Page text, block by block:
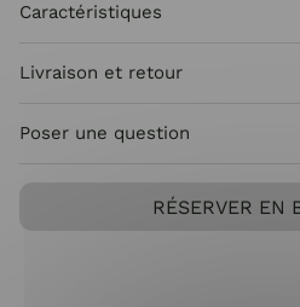
Caractéristiques
Livraison et retour
Poser une question
RÉSERVER EN